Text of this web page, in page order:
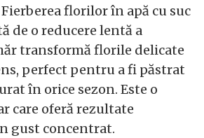
florilor în apă cu suc
de o reducere lentă a
transformă florile delicate
perfect pentru a fi păstrat
în orice sezon. Este o
care oferă rezultate
gust concentrat.